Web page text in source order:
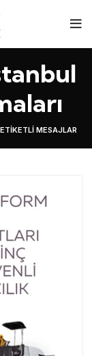
MESAJLAR